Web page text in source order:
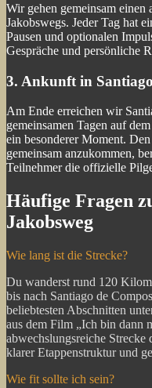
Wir gehen gemeinsam einen
Jakobswegs. Jeder Tag hat
Pausen und optionalen
Gespräche und persönliche
3. Ankunft in Santiago
Am Ende erreichen wir
gemeinsamen Tagen auf
ein besonderer Moment.
gemeinsam anzukommen,
Teilnehmer die offizielle
Häufige Fragen
Jakobsweg
Wie lang ist die Strecke?
Du wanderst rund 120
bis nach Santiago de
beliebtesten Abschnitten
aus dem Film „Ich bin dann
abwechslungsreiche
klarer Etappenstruktur und
Wie fit sollte ich sein?